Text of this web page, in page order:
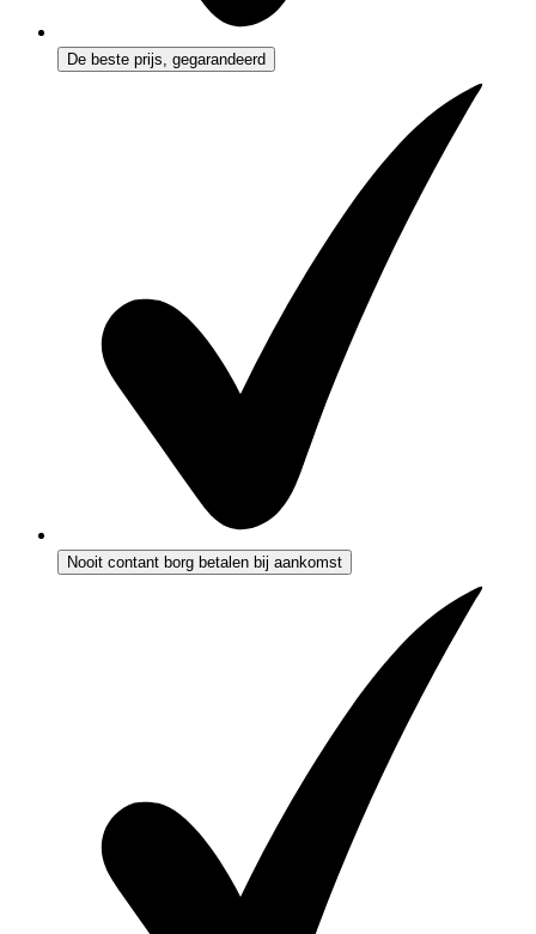
De beste prijs, gegarandeerd
Nooit contant borg betalen bij aankomst